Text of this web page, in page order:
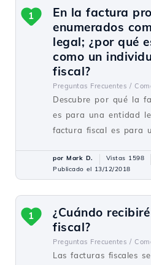
En la factura
enumerados
legal; ¿por qué
como un
fiscal?
Preguntas Frecuentes /
Descubre por qué la
es para una entidad
factura fiscal es para
1
por Mark D. Vistas 1598
Publicado el 13/12/2018
¿Cuándo
fiscal?
Preguntas Frecuentes /
Las facturas fiscales
1